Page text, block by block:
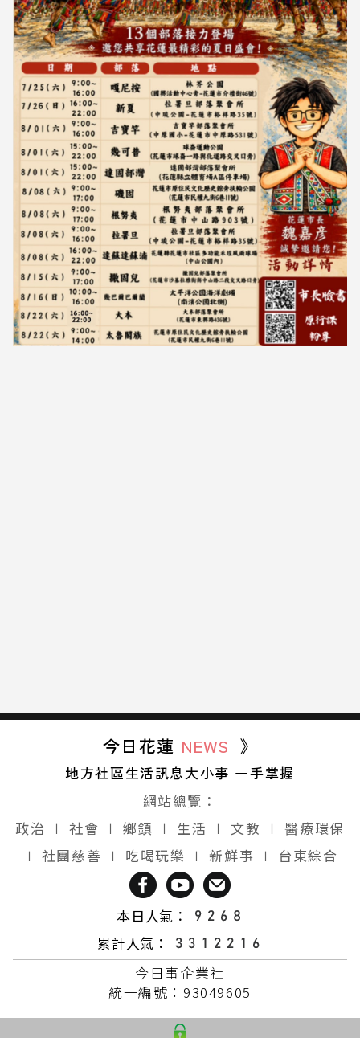
今日花蓮 NEWS 》
地方社區生活訊息大小事 一手掌握
網站總覽：
政治 ∣ 社會 ∣ 鄉鎮 ∣ 生活 ∣ 文教 ∣
醫療環保
∣ 社團慈善 ∣ 吃喝玩樂 ∣ 新鮮事 ∣ 台東綜合
本日人氣：
累計人氣：
今日事企業社
統一編號：93049605